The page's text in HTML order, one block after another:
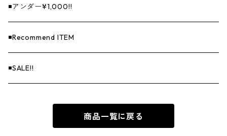
◾️アンダー¥1,000!!
◾️Recommend ITEM
◾️SALE!!
商品一覧に戻る